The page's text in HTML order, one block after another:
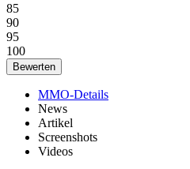
85
90
95
100
MMO-Details
News
Artikel
Screenshots
Videos